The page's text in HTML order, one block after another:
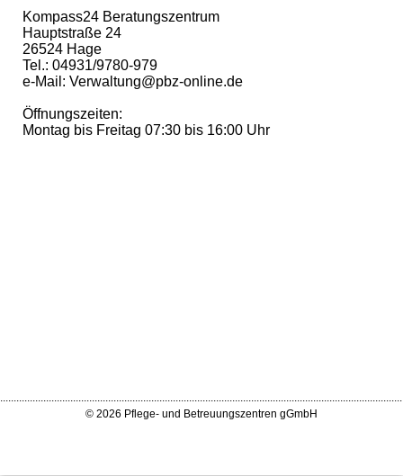
Kompass24 Beratungszentrum
Hauptstraße 24
26524 Hage
Tel.: 04931/9780-979
e-Mail: Verwaltung@pbz-online.de
Öffnungszeiten:
Montag bis Freitag 07:30 bis 16:00 Uhr
© 2026 Pflege- und Betreuungszentren gGmbH